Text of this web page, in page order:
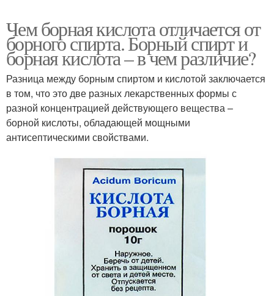
Чем борная кислота отличается от
борного спирта. Борный спирт и
борная кислота – в чем различие?
Разница между борным спиртом и кислотой заключается
в том, что это две разных лекарственных формы с
разной концентрацией действующего вещества –
борной кислоты, обладающей мощными
антисептическими свойствами.